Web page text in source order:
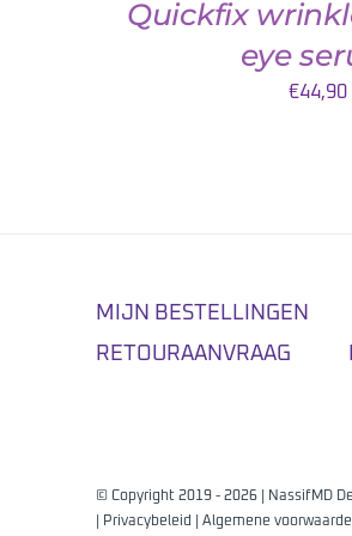
Quickfix
eye
€44,90
MIJN BESTELLINGEN
RETOURAANVRAAG
© Copyright 2019 - 2026 | NassifMD
Privacybeleid Algemene